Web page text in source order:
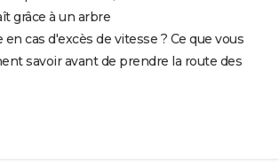
grâce à un arbre
cas d'excès de vitesse ? Ce que vous
savoir avant de prendre la route des